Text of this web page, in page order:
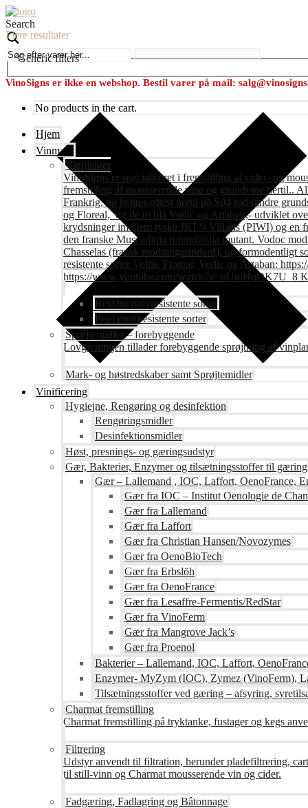
Search
Flere resultater
Generic filters
VinoSigns er ikke en webshop. Bestil varer på mail:
No products in the cart.
Hjem
Vinmark
Vinplanter
VinoSigns er specialiseret i fremstilling af cider- og
fremstilling af mousserende vine og grundvine hertil..
Frankrig, og hentes oftest hertil på S04 rod (andre
og Floreal, og de to blå Vodic og Artaban,- udviklet
krydsninger imellem tyske JKI ‘s Villaris (PIWI) og en
den franske Muscadinia rotundifolia mutant. Vodoc
Chasselas (fransk modningsstndard), og formodentligt
resistente sorter Voltis, Floreal, Vodic og Artaban:
https://www.youtube.com/watch?v=oUmHqDK7U_8
ResDur polyresistente sorter
Piwi multiresistente sorter
Sprøjtemidler – forebyggende
Lovgivningen tillader forebyggende sprøjtning af
Mark- og høstredskaber samt Sprøjtemidler
Vinificering
Hygiejne, Rengøring og desinfektion
Rengøringsmidler
Desinfektionsmidler
Høst, presnings- og gæringsudstyr
Gær, Bakterier, Enzymer og tilsætningsstoffer til gæring
Gær – Lallemand , IOC, Laffort, OenoFrance,
Gær fra IOC – Institut Oenologie de
Gær fra Lallemand
Gær fra Laffort
Gær fra Christian Hansen/Novozymes
Gær fra OenoBioTech
Gær fra Erbslöh
Gær fra OenoFrance
Gær fra Lesaffre-Fermentis/RedStar
Gær fra VinoFerm
Gær fra Mangrove Jack’s
Gær fra Proenol
Bakterier – Lallemand, IOC, Laffort,
Enzymer- MyZym (IOC), Zymez (VinoFerm),
Tilsætningsstoffer ved gæring – afsyring,
Charmat fremstilling
Charmat fremstilling på tryktanke, fustager og kegs
Filtrering
Udstyr anvendt til filtration, herunder pladefiltrering,
til still-vinn og Charmat mousserende vin og cider.
Fadgæring, Fadlagring og Bâtonnage